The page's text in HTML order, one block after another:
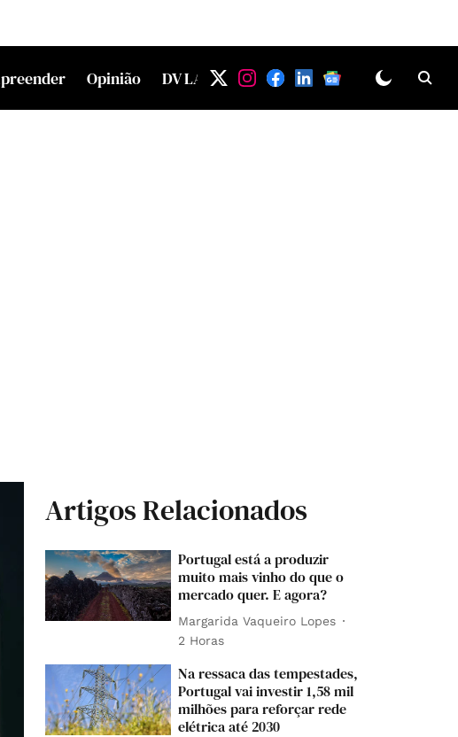
Opinião DV LAB
Artigos Relacionados
Portugal está a produzir
muito mais vinho do que o
mercado quer. E agora?
Margarida Vaqueiro Lopes
2 Horas
Na ressaca das tempestades,
Portugal vai investir 1,58 mil
milhões para reforçar rede
elétrica até 2030